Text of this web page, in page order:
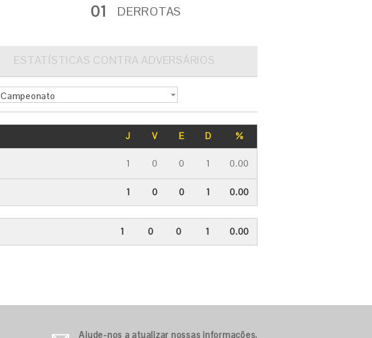
01 DERROTAS
ESTATÍSTICAS CONTRA ADVERSÁRIOS
Campeonato
J V E D %
1 0 0 1 0.00
1 0 0 1 0.00
1 0 0 1 0.00
Ajude-nos a atualizar nossas informações.